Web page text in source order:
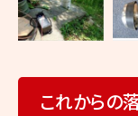
これからの